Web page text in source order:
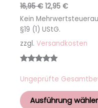
16,95€ 12,95 €
Kein
§19 (1) UStG.
zzgl. Versandkosten
mit 5.00
von 5,
basierend
Ungeprüfte
Ausführung